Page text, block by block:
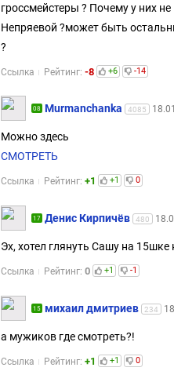
гроссмейстеры ? Почему у них
Непряевой ?может быть
?
Ссылка Рейтинг: -8 +6 -14
08 Murmanchanka 4085
Можно здесь
СМОТРЕТЬ
Ссылка Рейтинг: +1 +1 0
17 Денис Кирпичёв 480
Эх, хотел глянуть Сашу на
Ссылка Рейтинг: 0 +1 -1
15 михаил дмитриев 234
а мужиков где смотреть?!
Ссылка Рейтинг: +1 +1 0